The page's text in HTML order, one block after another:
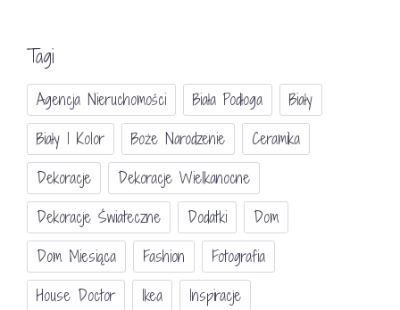
Tagi
Agencja Nieruchomości Biała Podłoga
Biały
Biały I Kolor
Boże Narodzenie
Ceramika
Dekoracje
Dekoracje Wielkanocne
Dekoracje Świateczne
Dodatki
Dom
Dom Miesiąca
Fashion
Fotografia
House Doctor
Ikea
Inspiracje